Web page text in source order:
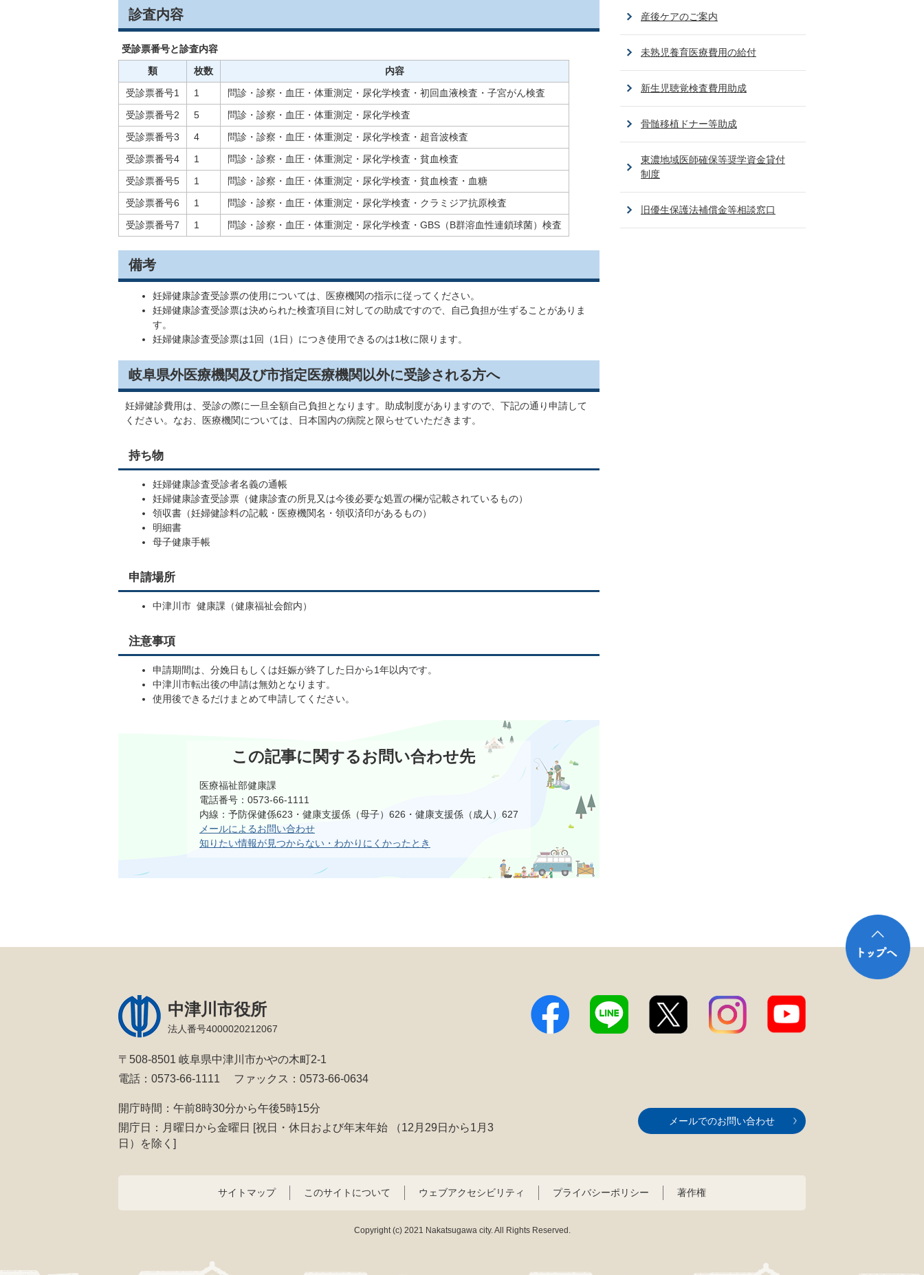
診査内容
受診票番号と診査内容
類
枚数
内容
受診票番号1
1
問診・診察・血圧・体重測定・尿化学検査・初回血液検査・子宮がん検査
受診票番号2
5
問診・診察・血圧・体重測定・尿化学検査
受診票番号3
4
問診・診察・血圧・体重測定・尿化学検査・超音波検査
受診票番号4
1
問診・診察・血圧・体重測定・尿化学検査・貧血検査
受診票番号5
1
問診・診察・血圧・体重測定・尿化学検査・貧血検査・血糖
受診票番号6
1
問診・診察・血圧・体重測定・尿化学検査・クラミジア抗原検査
受診票番号7
1 問診・診察・血圧・体重測定・尿化学検査・GBS（B群溶血性連鎖球菌）検査
備考
妊婦健康診査受診票の使用については、医療機関の指示に従ってください。
妊婦健康診査受診票は決められた検査項目に対しての助成ですので、自己負担が生ずることがありま
す。
妊婦健康診査受診票は1回（1日）につき使用できるのは1枚に限ります。
岐阜県外医療機関及び市指定医療機関以外に受診される方へ
妊婦健診費用は、受診の際に一旦全額自己負担となります。助成制度がありますので、下記の通り申請して
ください。なお、医療機関については、日本国内の病院と限らせていただきます。
持ち物
妊婦健康診査受診者名義の通帳
妊婦健康診査受診票（健康診査の所見又は今後必要な処置の欄が記載されているもの）
領収書（妊婦健診料の記載・医療機関名・領収済印があるもの）
明細書
母子健康手帳
申請場所
中津川市 健康課（健康福祉会館内）
注意事項
申請期間は、分娩日もしくは妊娠が終了した日から1年以内です。
中津川市転出後の申請は無効となります。
使用後できるだけまとめて申請してください。
この記事に関するお問い合わせ先
医療福祉部健康課
電話番号：0573-66-1111
内線：予防保健係623・健康支援係（母子）626・健康支援係（成人）627
メールによるお問い合わせ
知りたい情報が見つからない・わかりにくかったとき
産後ケアのご案内
未熟児養育医療費用の給付
新生児聴覚検査費用助成
骨髄移植ドナー等助成
東濃地域医師確保等奨学資金貸付
制度
旧優生保護法補償金等相談窓口
中津川市役所
法人番号4000020212067
〒508-8501 岐阜県中津川市かやの木町2-1
電話：0573-66-1111
ファックス：0573-66-0634
開庁時間：午前8時30分から午後5時15分
開庁日：月曜日から金曜日 [祝日・休日および年末年始
（12月29日から1月3
日）を除く]
メールでのお問い合わせ
サイトマップ このサイトについて ウェブアクセシビリティ プライバシーポリシー 著作権
Copyright (c) 2021 Nakatsugawa city. All Rights Reserved.